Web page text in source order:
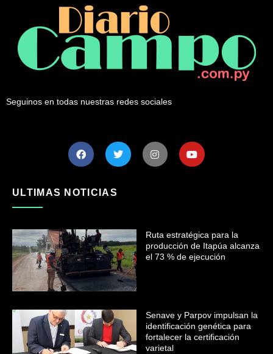
Seguinos en todas nuestras redes sociales
ULTIMAS NOTICIAS
Ruta estratégica para la
producción de Itapúa alcanza
el 73 % de ejecución
Senave y Parpov impulsan la
identificación genética para
fortalecer la certificación
varietal